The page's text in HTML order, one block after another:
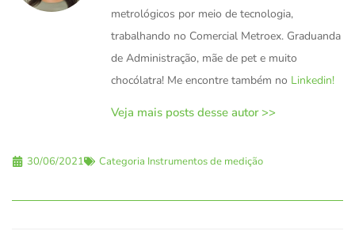
metrológicos por meio de tecnologia,
trabalhando no Comercial Metroex. Graduanda
de Administração, mãe de pet e muito
chocólatra! Me encontre também no Linkedin!
Veja mais posts desse autor >>
30/06/2021 Categoria Instrumentos de medição